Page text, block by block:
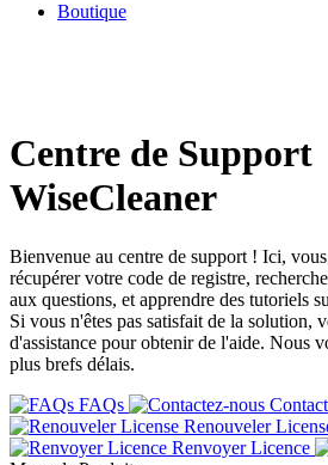
Boutique
Centre de Support
WiseCleaner
Bienvenue au centre de support ! Ici,
récupérer votre code de registre,
aux questions, et apprendre des tutoriels
Si vous n'êtes pas satisfait de la solution,
d'assistance pour obtenir de l'aide. Nous
plus brefs délais.
FAQs
Renouveler
Renvoyer Licence